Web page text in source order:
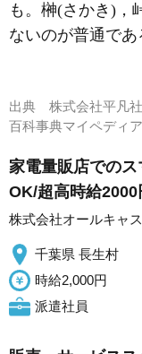
も。榊(さかき)，
ないのが普通であ
出典 株式会社平凡社
百科事典マイペデ
家電量販店での
OK/超高時給
株式会社オールキャ
千葉県 長生村
時給2,000円
派遣社員